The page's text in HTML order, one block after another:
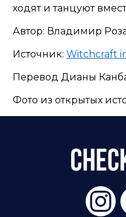
ходят и танцуют
Автор: Владимир
Источник: Witchcraft
Перевод Дианы
Фото из открытых